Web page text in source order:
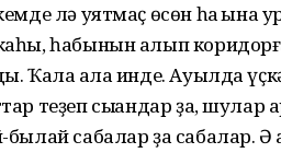
лә уятмаҫ өсөн һаҡ
һабынын алып коридорға
Ҡала ҡала инде. Ауылда
теҙеп сыҡҡандар ҙа,
былай сабалар ҙа сабалар.